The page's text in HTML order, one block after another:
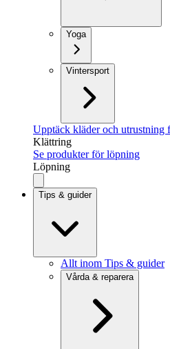
Yoga
Vintersport
Upptäck kläder och utrustning
Klättring
Se produkter för löpning
Löpning
Tips & guider
Allt inom Tips & guider
Vårda & reparera